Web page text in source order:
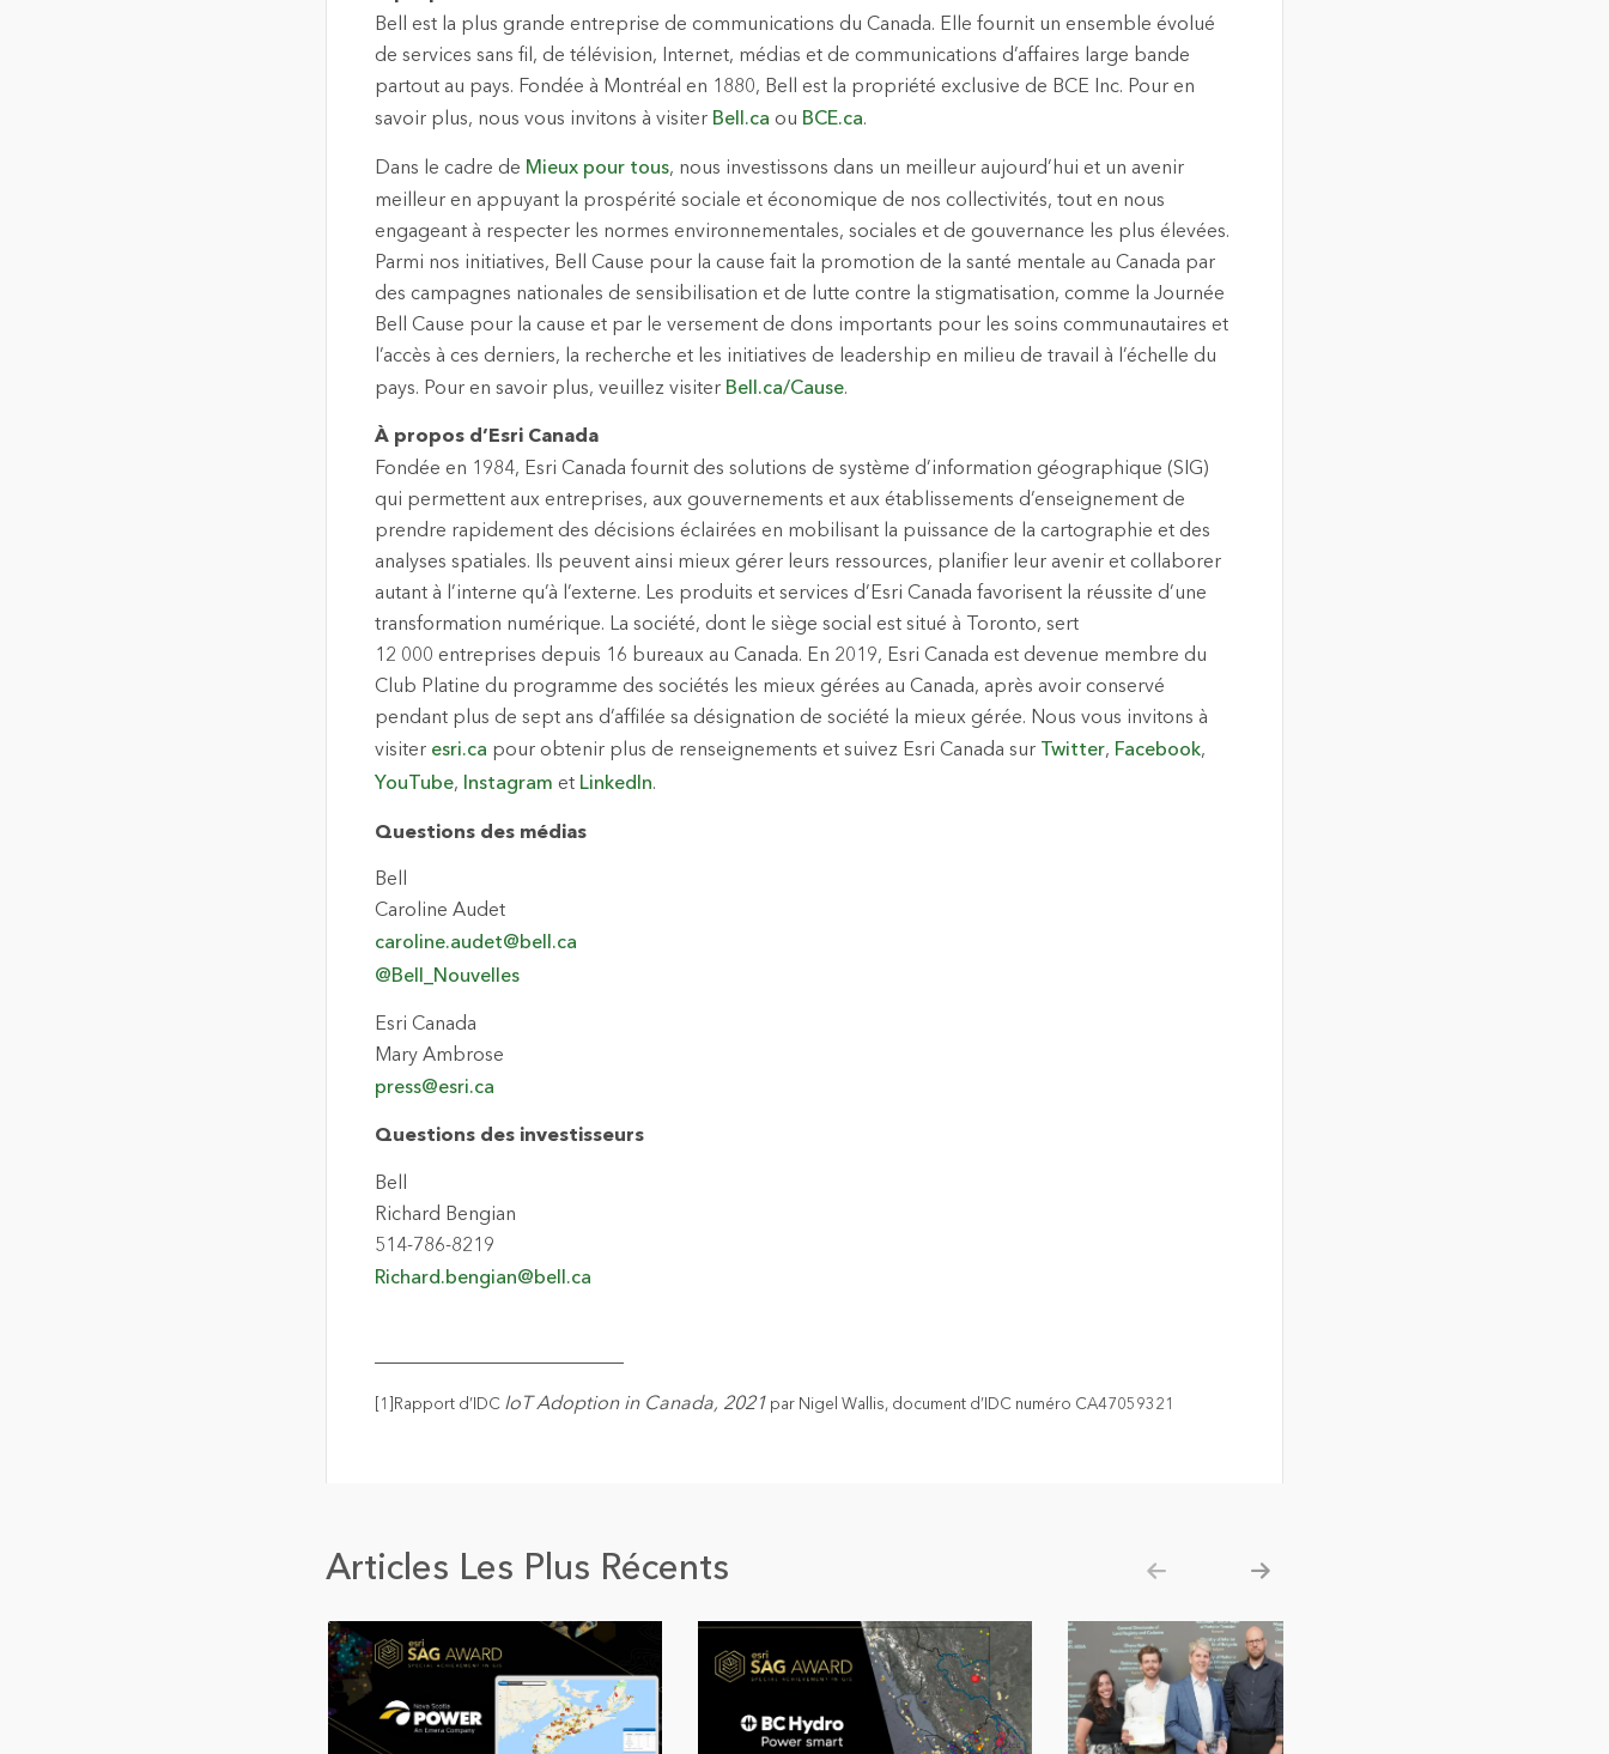
Bell est la plus grande entreprise de communications du Canada. Elle fournit un ensemble évolué
de services sans fil, de télévision, Internet, médias et de communications d’affaires large bande
partout au pays. Fondée à Montréal en 1880, Bell est la propriété exclusive de BCE Inc. Pour en
savoir plus, nous vous invitons à visiter Bell.ca ou BCE.ca.
Dans le cadre de Mieux pour tous, nous investissons dans un meilleur aujourd’hui et un avenir
meilleur en appuyant la prospérité sociale et économique de nos collectivités, tout en nous
engageant à respecter les normes environnementales, sociales et de gouvernance les plus élevées.
Parmi nos initiatives, Bell Cause pour la cause fait la promotion de la santé mentale au Canada par
des campagnes nationales de sensibilisation et de lutte contre la stigmatisation, comme la Journée
Bell Cause pour la cause et par le versement de dons importants pour les soins communautaires et
l’accès à ces derniers, la recherche et les initiatives de leadership en milieu de travail à l’échelle du
pays. Pour en savoir plus, veuillez visiter Bell.ca/Cause.
À propos d’Esri Canada
Fondée en 1984, Esri Canada fournit des solutions de système d’information géographique (SIG)
qui permettent aux entreprises, aux gouvernements et aux établissements d’enseignement de
prendre rapidement des décisions éclairées en mobilisant la puissance de la cartographie et des
analyses spatiales. Ils peuvent ainsi mieux gérer leurs ressources, planifier leur avenir et collaborer
autant à l’interne qu’à l’externe. Les produits et services d’Esri Canada favorisent la réussite d’une
transformation numérique. La société, dont le siège social est situé à Toronto, sert
12 000 entreprises depuis 16 bureaux au Canada. En 2019, Esri Canada est devenue membre du
Club Platine du programme des sociétés les mieux gérées au Canada, après avoir conservé
pendant plus de sept ans d’affilée sa désignation de société la mieux gérée. Nous vous invitons à
visiter esri.ca pour obtenir plus de renseignements et suivez Esri Canada sur Twitter, Facebook,
YouTube, Instagram et LinkedIn.
Questions des médias
Bell
Caroline Audet
caroline.audet@bell.ca
@Bell_Nouvelles
Esri Canada
Mary Ambrose
press@esri.ca
Questions des investisseurs
Bell
Richard Bengian
514-786-8219
Richard.bengian@bell.ca
[1]Rapport d’IDC IoT Adoption in Canada, 2021 par Nigel Wallis, document d’IDC numéro CA47059321
Articles Les Plus Récents